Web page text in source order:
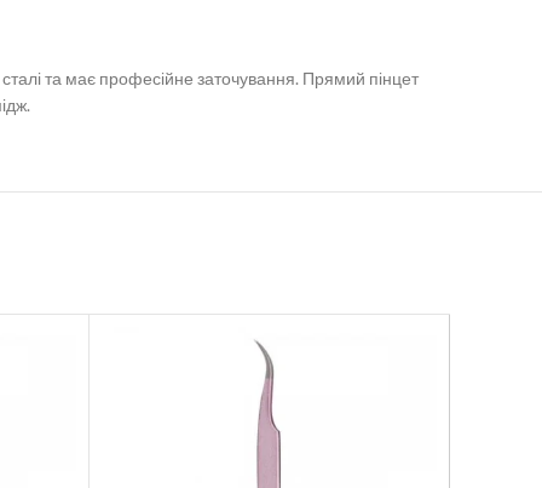
та має професійне заточування. Прямий пінцет